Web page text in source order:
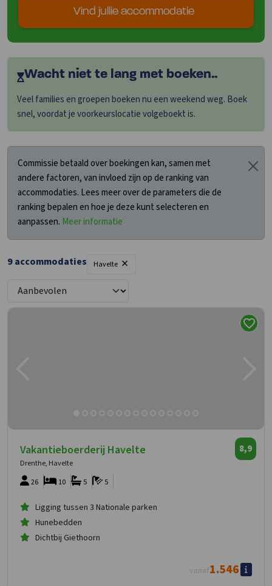
Vind jullie accommodatie
Wacht niet te lang met boeken..
Veel families en groepen boeken nu een weekend weg. Boek
snel, voordat je voorkeurslocatie volgeboekt is.
Commissie betaald over boekingen kan, samen met
andere factoren, van invloed zijn op de ranking van
accommodaties. Lees meer over de parameters die de
ranking bepalen en hoe je deze kunt selecteren en
aanpassen. Meer informatie
9accommodaties Havelte ×
Vakantieboerderij Havelte
Drenthe, Havelte
8,9
26 5
5
10
Ligging tussen 3 Nationale parken
Hunebedden
Dichtbij Giethoorn
vanaf1.546